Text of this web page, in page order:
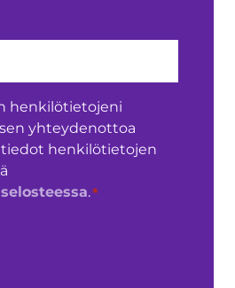
henkilötietojeni
yhteydenottoa
henkilötietojen
.*